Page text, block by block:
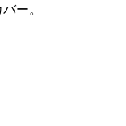
ー。